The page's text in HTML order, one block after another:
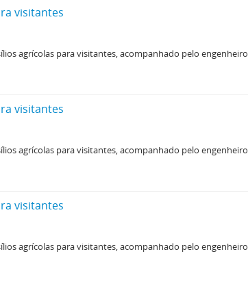
visitantes
agrícolas para visitantes, acompanhado pelo
visitantes
agrícolas para visitantes, acompanhado pelo
visitantes
agrícolas para visitantes, acompanhado pelo